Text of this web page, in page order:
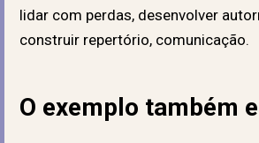
lidar com perdas, desenvolver
construir repertório, comunicação.
O exemplo também